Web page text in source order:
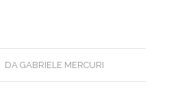
DAGABRIELE MERCURI